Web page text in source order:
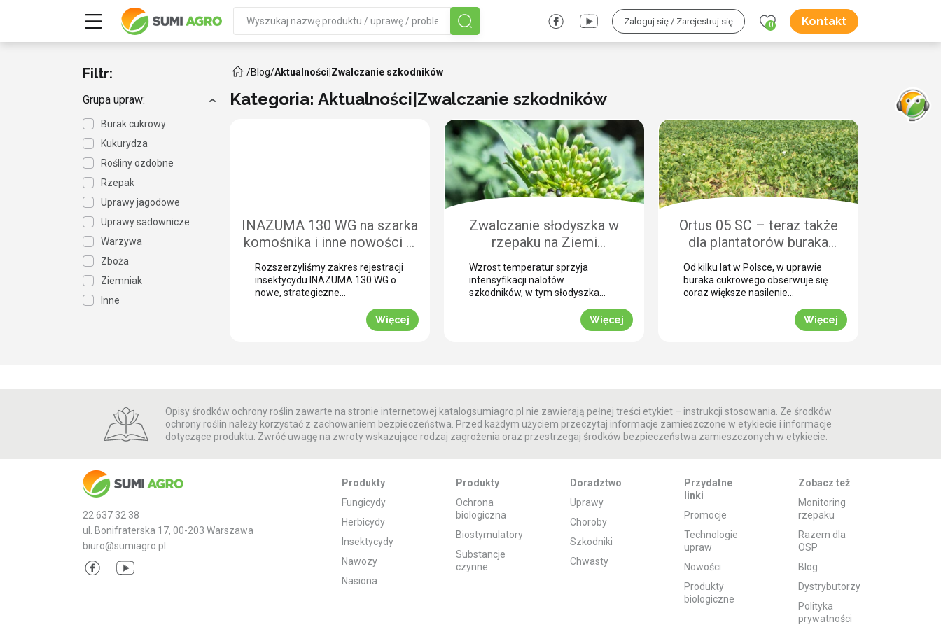
Zaloguj się / Zarejestruj się 0 Kontakt
Filtr:
Grupa upraw:
Burak cukrowy
Kukurydza
Rośliny ozdobne
Rzepak
Uprawy jagodowe
Uprawy sadownicze
Warzywa
Zboża
Ziemniak
Inne
/Blog/Aktualności|Zwalczanie szkodników
Kategoria: Aktualności|Zwalczanie szkodników
INAZUMA 130 WG na szarka
komośnika i inne nowości w
etykiecie
Rozszerzyliśmy zakres rejestracji
insektycydu INAZUMA 130 WG o
nowe, strategiczne
wprowadzenie możliwości
otrzymają też borykający się z
dumkiem jałowcowym
producenci roślin ozdobnych.
Odpowiedź na potrzeby
Więcej
Zwalczanie słodyszka w
rzepaku na Ziemi
Chełmińskiej
Wzrost temperatur sprzyja
intensyfikacji nalotów
szkodników, w tym słodyszka
nasz doradca Przemysław
zabiegi fungicydowe, ponieważ
pogoda sprzyja rozwojowi chorób
grzybowych. Co można zrobić na
tym etapie? Odpowiadamy w
Więcej
Ortus 05 SC – teraz także
dla plantatorów buraka
cukrowego
Od kilku lat w Polsce, w uprawie
buraka cukrowego obserwuje się
coraz większe nasilenie
chmielowca (Tetranychus
urticae), agrofaga kojarzonego
przędziorek znacznie zwiększył
swój zasięg występowania
i spektrum atakowanych roślin,
stanowiących jego pokarm.
nie tylko na południu Europy,
ale także w jej […]
Więcej
Opisy środków ochrony roślin zawarte na stronie internetowej katalogsumiagro.pl nie zawierają pełnej treści etykiet – instrukcji stosowania. Ze środków
ochrony roślin należy korzystać z zachowaniem bezpieczeństwa. Przed każdym użyciem przeczytaj informacje zamieszczone w etykiecie i informacje
dotyczące produktu. Zwróć uwagę na zwroty wskazujące rodzaj zagrożenia oraz przestrzegaj środków bezpieczeństwa zamieszczonych w etykiecie.
22 637 32 38
ul. Bonifraterska 17, 00-203 Warszawa
biuro@sumiagro.pl
Produkty
Fungicydy
Herbicydy
Insektycydy
Nawozy
Nasiona
Produkty
Ochrona
biologiczna
Biostymulatory
Substancje
czynne
Doradztwo
Uprawy
Choroby
Szkodniki
Chwasty
Przydatne
linki
Promocje
Technologie
upraw
Nowości
Produkty
biologiczne
Zobacz też
Monitoring
rzepaku
Razem dla
OSP
Blog
Dystrybutorzy
Polityka
prywatności